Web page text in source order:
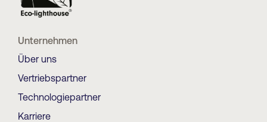
Unternehmen
Über uns
Vertriebspartner
Technologiepartner
Karriere